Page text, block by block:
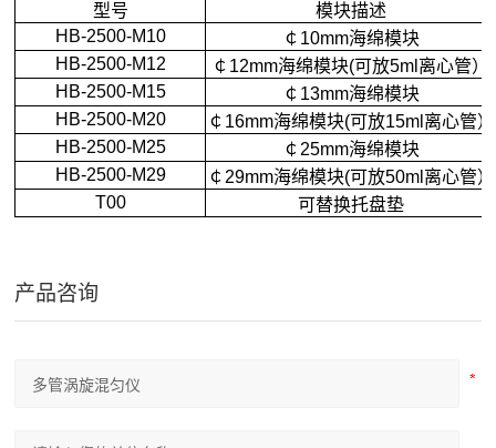
型号
模块描述
HB-2500-M10
￠10mm海绵模块
HB-2500-M12
￠12mm海绵模块(可放5ml离心管）
HB-2500-M15
￠13mm海绵模块
HB-2500-M20
￠16mm海绵模块(可放15ml离心管）
HB-2500-M25
￠25mm海绵模块
HB-2500-M29
￠29mm海绵模块(可放50ml离心管）
T00
可替换托盘垫
产品咨询